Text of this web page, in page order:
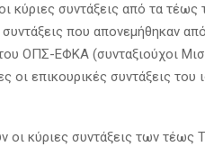
κύριες συντάξεις από τα τέως
που απονεμήθηκαν
ΟΠΣ-ΕΦΚΑ (συνταξιούχοι
οι επικουρικές συντάξεις του
κύριες συντάξεις των τέως